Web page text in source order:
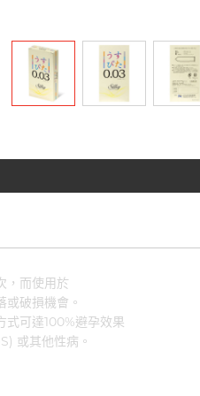
，而使用於
或破損機會。
式可達100%避孕效果
或其他性病。